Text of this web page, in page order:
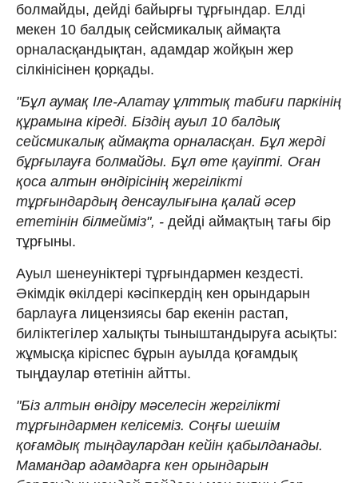
болмайды, дейді байырғы тұрғындар. Елді
мекен 10 балдық сейсмикалық аймақта
орналасқандықтан, адамдар жойқын жер
сілкінісінен қорқады.
"Бұл аумақ Іле-Алатау ұлттық табиғи паркінің
құрамына кіреді. Біздің ауыл 10 балдық
сейсмикалық аймақта орналасқан. Бұл жерді
бұрғылауға болмайды. Бұл өте қауіпті. Оған
қоса алтын өндірісінің жергілікті
тұрғындардың денсаулығына қалай әсер
ететінін білмейміз", - дейді аймақтың тағы бір
тұрғыны.
Ауыл шенеуніктері тұрғындармен кездесті.
Әкімдік өкілдері кәсіпкердің кен орындарын
барлауға лицензиясы бар екенін растап,
биліктегілер халықты тыныштандыруға асықты:
жұмысқа кіріспес бұрын ауылда қоғамдық
тыңдаулар өтетінін айтты.
"Біз алтын өндіру мәселесін жергілікті
тұрғындармен келісеміз. Соңғы шешім
қоғамдық тыңдаулардан кейін қабылданады.
Мамандар адамдарға кен орындарын